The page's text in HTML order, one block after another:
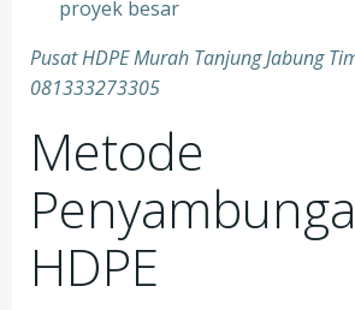
proyek besar
Pusat HDPE Murah Tanjung Jabung
081333273305
Metode
HDPE